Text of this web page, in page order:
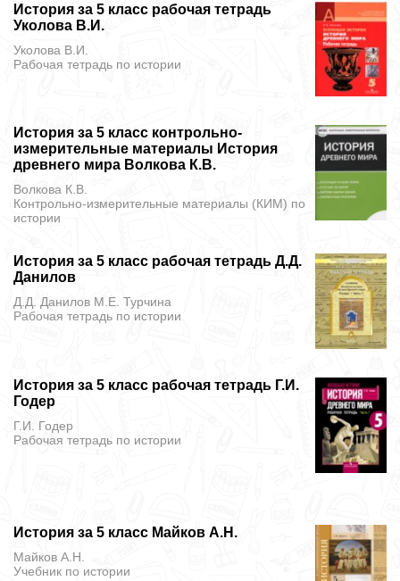
История за 5 класс рабочая тетрадь
Уколова В.И.
Уколова В.И.
Рабочая тетрадь по истории
История за 5 класс контрольно-
измерительные материалы История
древнего мира Волкова К.В.
Волкова К.В.
Контрольно-измерительные материалы (КИМ) по
истории
История за 5 класс рабочая тетрадь Д.Д.
Данилов
Д.Д. Данилов М.Е. Турчина
Рабочая тетрадь по истории
История за 5 класс рабочая тетрадь Г.И.
Годер
Г.И. Годер
Рабочая тетрадь по истории
История за 5 класс Майков А.Н.
Майков А.Н.
Учебник по истории